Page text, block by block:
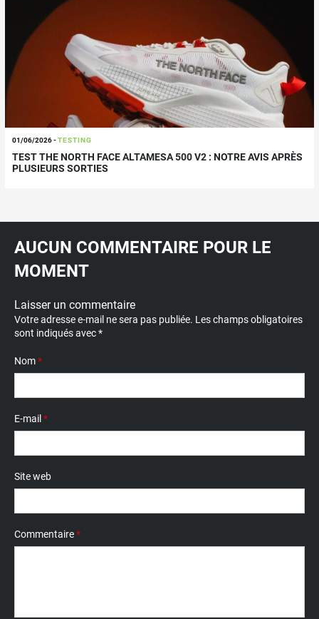
01/06/2026-TESTING
TEST THE NORTH FACE ALTAMESA 500 V2 : NOTRE AVIS APRÈS
PLUSIEURS SORTIES
AUCUN COMMENTAIRE POUR LE
MOMENT
Laisser un commentaire
Votre adresse e-mail ne sera pas publiée. Les champs obligatoires
sont indiqués avec*
Nom*
E-mail *
Site web
Commentaire*